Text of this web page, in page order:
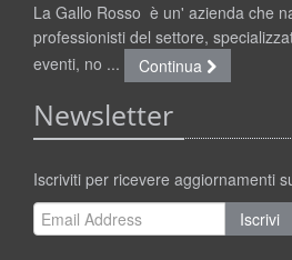
La Gallo Rosso è un' azienda che
professionisti del settore,
eventi, no ...
Continua
Newsletter
Iscriviti per ricevere aggiornamenti
Iscrivi